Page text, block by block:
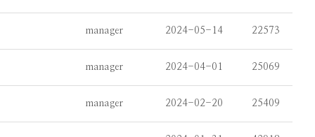
manager 2024-05-14 22573
manager 2024-04-01 25069
manager 2024-02-20 25409